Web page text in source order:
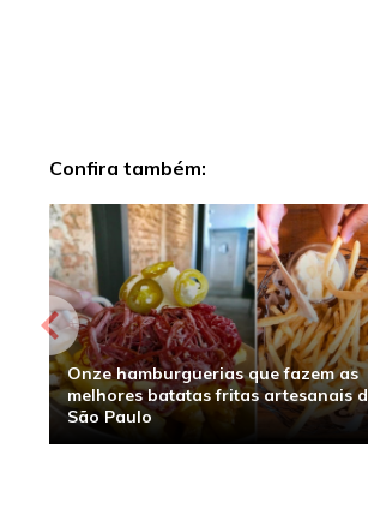
Confira também:
Onze hamburguerias que fazem as
melhores batatas fritas artesanais
São Paulo